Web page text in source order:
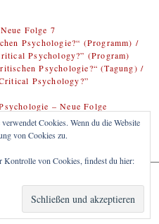
Folge 7
Psychologie?“ (Programm) /
Psychology?” (Program)
Psychologie?“ (Tagung) /
Psychology?”
– Neue Folge
Im Grunde gut: Eine neue
Proudly powered by WordPress.
Cookies. Wenn du die Website
von Cookies zu.
Kontrolle von Cookies, findest du hier: